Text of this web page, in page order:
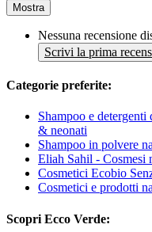
Mostra
Nessuna recensione
Scrivi la prima
Categorie preferite:
Shampoo e
& neonati
Shampoo in polvere
Eliah Sahil - Cosmesi
Cosmetici Ecobio
Cosmetici e prodotti
Scopri Ecco Verde: